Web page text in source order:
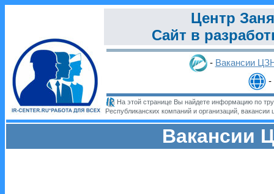
Центр
Сайт в
- Вакансии
-
На этой странице Вы найдете информацию по
Республиканских компаний и организаций,
Вакансии